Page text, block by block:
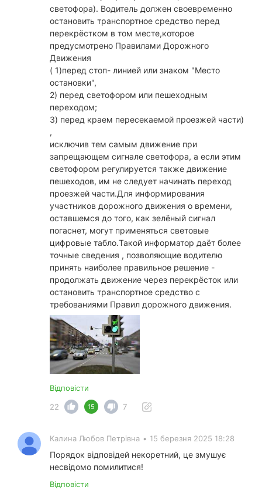
светофора). Водитель должен своевременно
остановить транспортное средство перед
перекрёстком в том месте,которое
предусмотрено Правилами Дорожного
Движения
( 1)перед стоп- линией или знаком "Место
остановки",
2) перед светофором или пешеходным
переходом;
3) перед краем пересекаемой проезжей части)
,
исключив тем самым движение при
запрещающем сигнале светофора, а если этим
светофором регулируется также движение
пешеходов, им не следует начинать переход
проезжей части.Для информирования
участников дорожного движения о времени,
оставшемся до того, как зелёный сигнал
погаснет, могут применяться световые
цифровые табло.Такой информатор даёт более
точные сведения , позволяющие водителю
принять наиболее правильное решение -
продолжать движение через перекрёсток или
остановить транспортное средство с
требованиями Правил дорожного движения.
Відповісти
22
15 7
Калина Любов Петрівна • 15 березня 2025 18:28
Порядок відповідей некоретний, це змушує
несвідомо помилитися!
Відповісти